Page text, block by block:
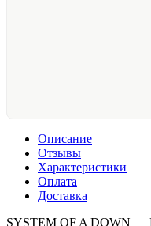
Описание
Отзывы
Характеристики
Оплата
Доставка
SYSTEM OF A DOWN —